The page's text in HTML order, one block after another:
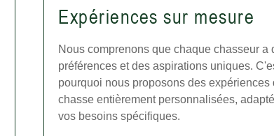
Expériences sur mesure
Nous comprenons que chaque chasseur a
préférences et des aspirations uniques.
pourquoi nous proposons des expériences
chasse entièrement personnalisées,
vos besoins spécifiques.